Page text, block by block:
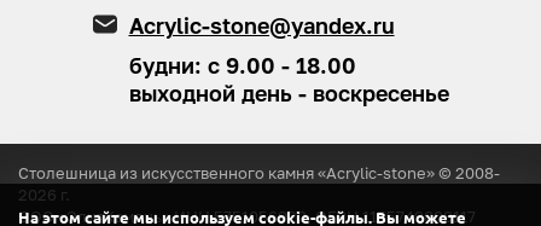
Acrylic-stone@yandex.ru
будни: с 9.00 - 18.00
выходной день - воскресенье
Столешница из искусственного камня «Acrylic-stone» © 2008-
2026 г.
ООО «ЭлитКамень»ИНН 5751056920, ОГРН 1155749008117
На этом сайте мы используем cookie-файлы. Вы можете